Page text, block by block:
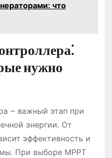
что
нужно
౼ важный этап при
энергии․ От
эффективность и
При выборе MPPT